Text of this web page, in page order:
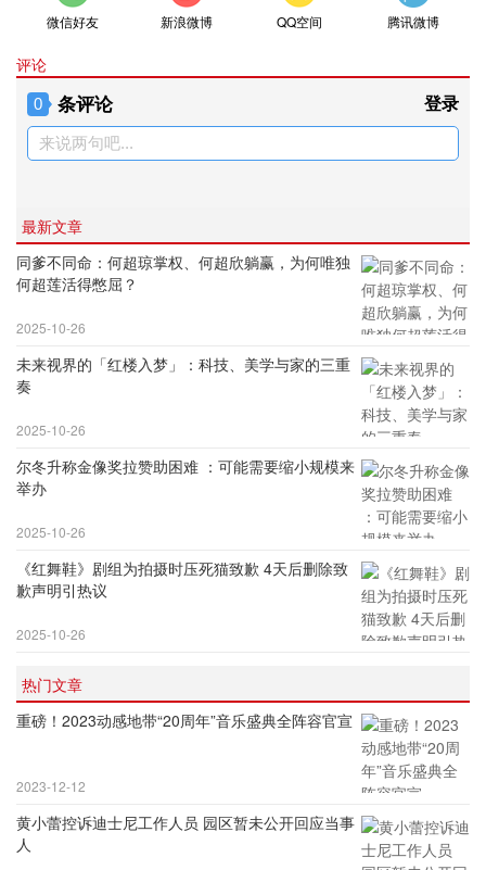
微信好友 新浪微博 QQ空间 腾讯微博
评论
0 条评论 登录
来说两句吧...
最新文章
同爹不同命：何超琼掌权、何超欣躺赢，为何唯独
何超莲活得憋屈？
2025-10-26
未来视界的「红楼入梦」：科技、美学与家的三重
奏
2025-10-26
尔冬升称金像奖拉赞助困难 ：可能需要缩小规模来
举办
2025-10-26
《红舞鞋》剧组为拍摄时压死猫致歉 4天后删除致
歉声明引热议
2025-10-26
热门文章
重磅！2023动感地带“20周年”音乐盛典全阵容官宣
2023-12-12
黄小蕾控诉迪士尼工作人员 园区暂未公开回应当事
人